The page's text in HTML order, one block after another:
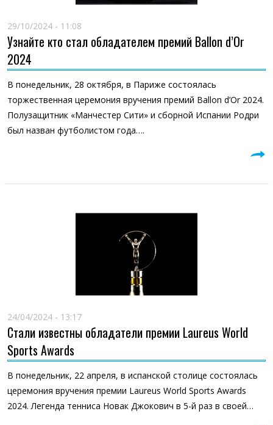
29/10/2024 - 11:08
Узнайте кто стал обладателем премий Ballon d’Or
2024
В понедельник, 28 октября, в Париже состоялась
торжественная церемония вручения премий Ballon d’Or 2024.
Полузащитник «Манчестер Сити» и сборной Испании Родри
был назван футболистом года….
24/04/2024 - 13:17
Стали известны обладатели премии Laureus World
Sports Awards
В понедельник, 22 апреля, в испанской столице состоялась
церемония вручения премии Laureus World Sports Awards
2024. Легенда тенниса Новак Джокович в 5-й раз в своей…